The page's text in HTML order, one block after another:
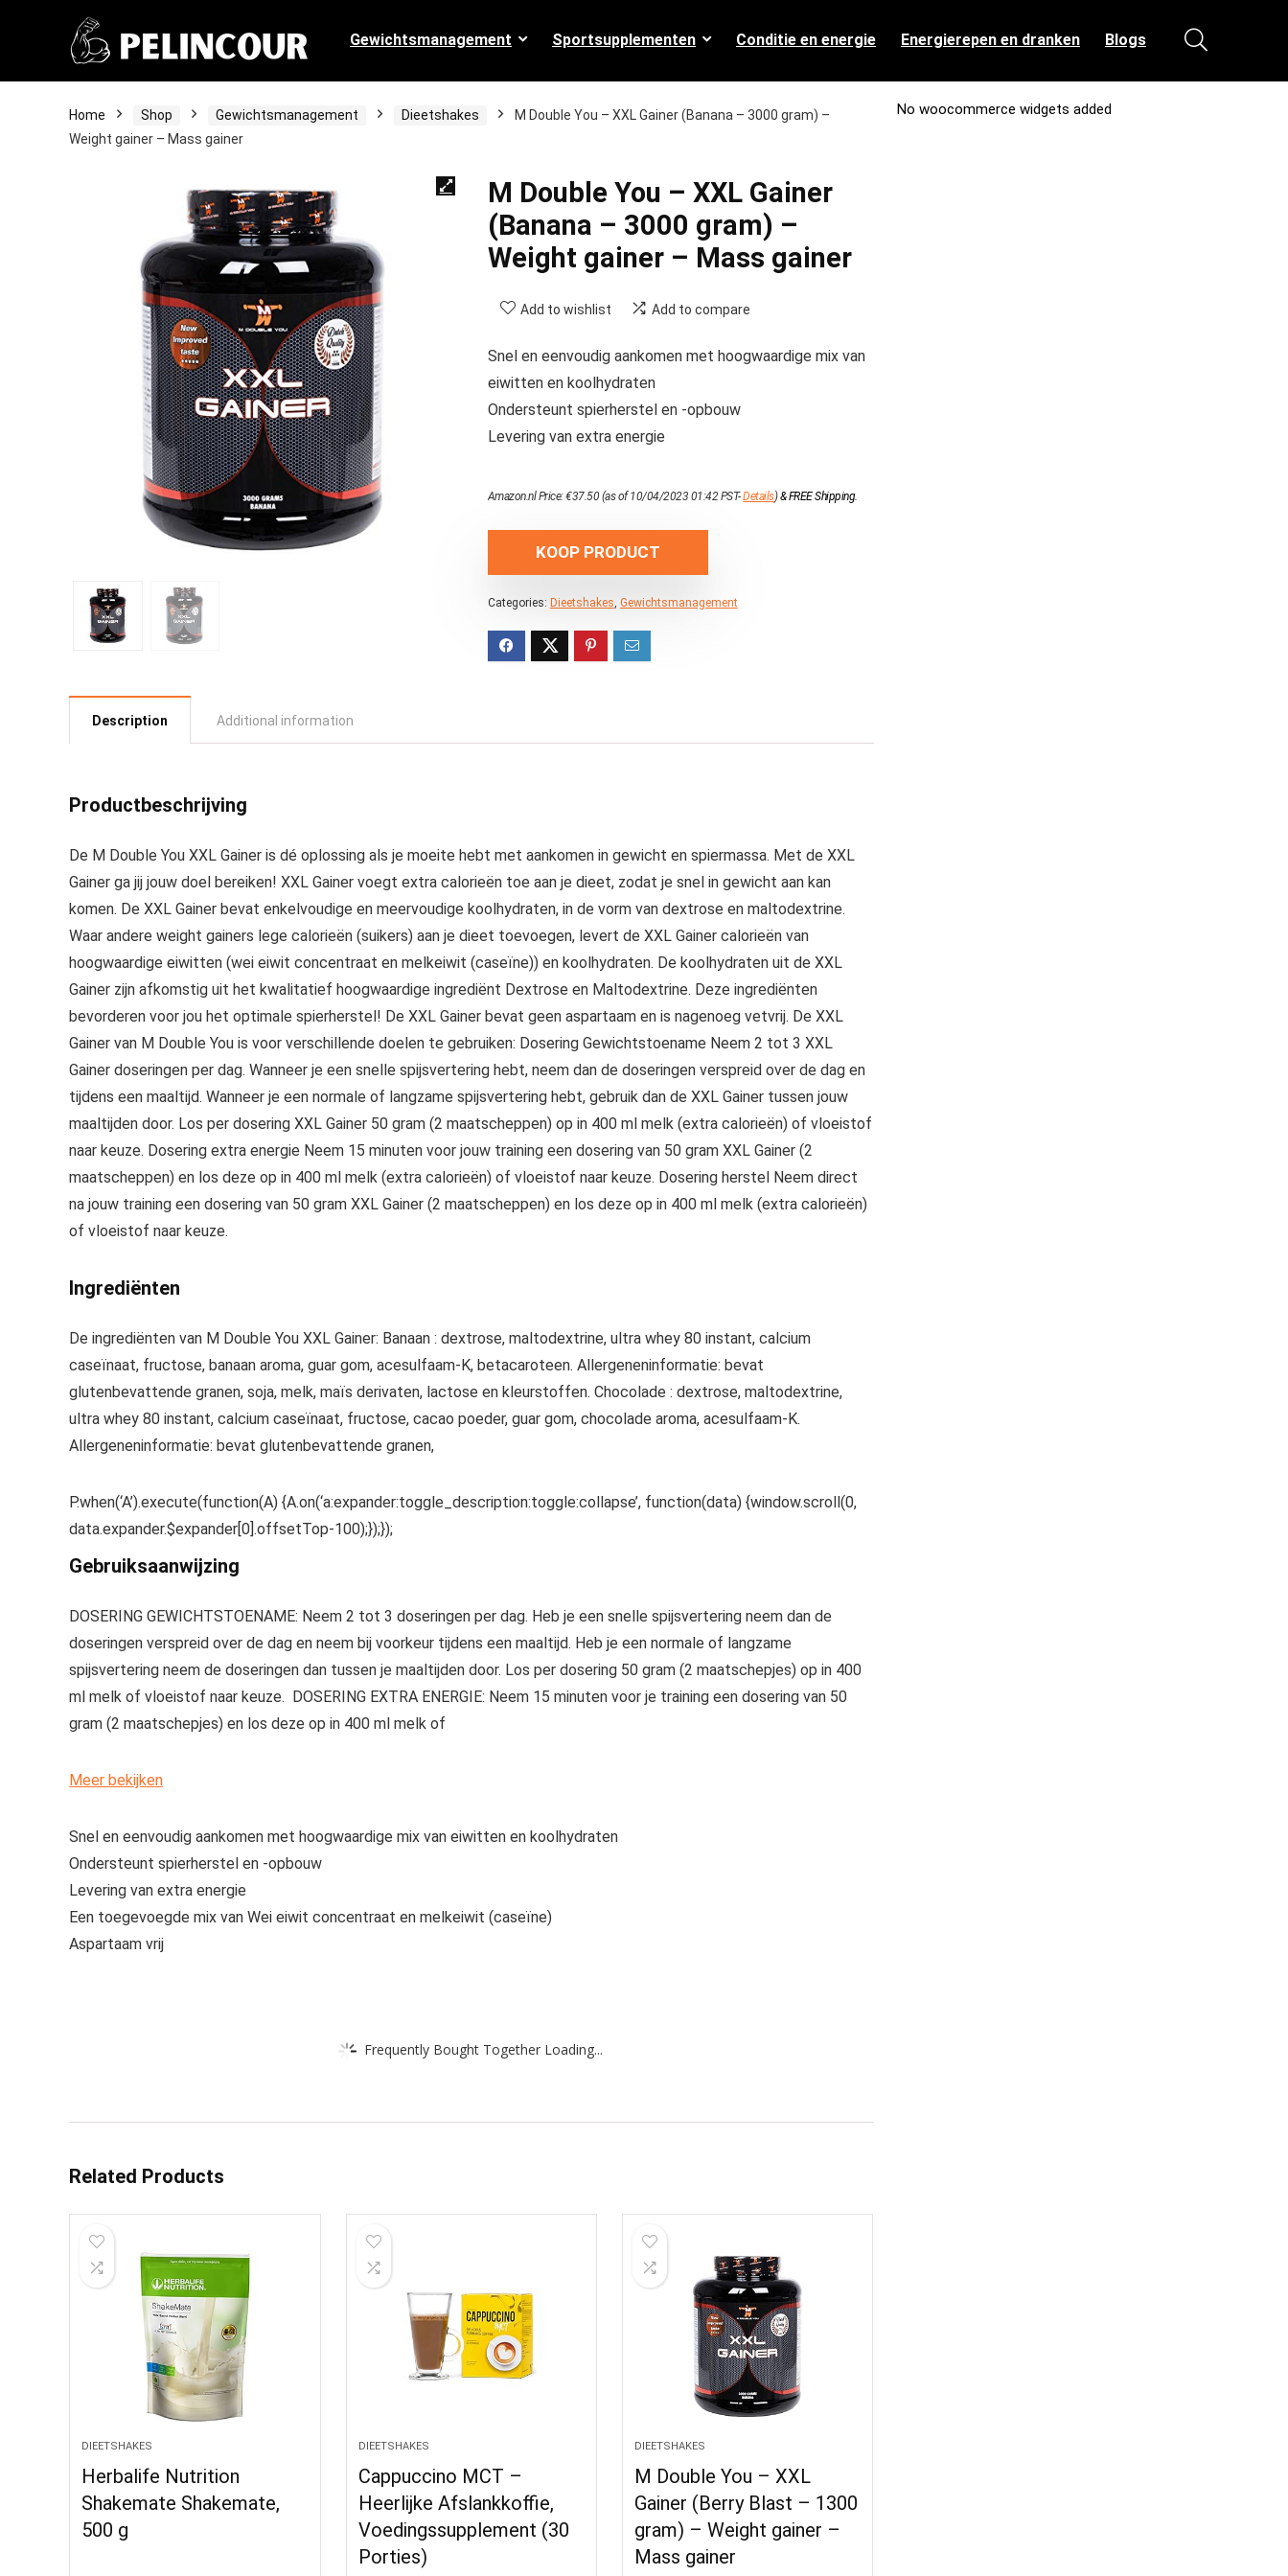
Gewichtsmanagement Sportsupplementen Conditie en energie Energierepen en dranken Blogs
Home Shop Gewichtsmanagement Dieetshakes
M Double You – XXL Gainer (Banana – 3000 gram) –
Weight gainer – Mass gainer
M Double You – XXL Gainer
(Banana – 3000 gram) –
Weight gainer – Mass gainer
Add to wishlist Add to compare
Snel en eenvoudig aankomen met hoogwaardige mix van
eiwitten en koolhydraten
Ondersteunt spierherstel en -opbouw
Levering van extra energie
Amazon.nl Price:€37.50(as of 10/04/2023 01:42 PST-Details)&FREE Shipping.
KOOP PRODUCT
Categories: Dieetshakes, Gewichtsmanagement
Description Additional information
Productbeschrijving
De M Double You XXL Gainer is dé oplossing als je moeite hebt met aankomen in gewicht en spiermassa. Met de XXL
Gainer ga jij jouw doel bereiken! XXL Gainer voegt extra calorieën toe aan je dieet, zodat je snel in gewicht aan kan
komen. De XXL Gainer bevat enkelvoudige en meervoudige koolhydraten, in de vorm van dextrose en maltodextrine.
Waar andere weight gainers lege calorieën (suikers) aan je dieet toevoegen, levert de XXL Gainer calorieën van
hoogwaardige eiwitten (wei eiwit concentraat en melkeiwit (caseïne)) en koolhydraten. De koolhydraten uit de XXL
Gainer zijn afkomstig uit het kwalitatief hoogwaardige ingrediënt Dextrose en Maltodextrine. Deze ingrediënten
bevorderen voor jou het optimale spierherstel! De XXL Gainer bevat geen aspartaam en is nagenoeg vetvrij. De XXL
Gainer van M Double You is voor verschillende doelen te gebruiken: Dosering Gewichtstoename Neem 2 tot 3 XXL
Gainer doseringen per dag. Wanneer je een snelle spijsvertering hebt, neem dan de doseringen verspreid over de dag en
tijdens een maaltijd. Wanneer je een normale of langzame spijsvertering hebt, gebruik dan de XXL Gainer tussen jouw
maaltijden door. Los per dosering XXL Gainer 50 gram (2 maatscheppen) op in 400 ml melk (extra calorieën) of vloeistof
naar keuze. Dosering extra energie Neem 15 minuten voor jouw training een dosering van 50 gram XXL Gainer (2
maatscheppen) en los deze op in 400 ml melk (extra calorieën) of vloeistof naar keuze. Dosering herstel Neem direct
na jouw training een dosering van 50 gram XXL Gainer (2 maatscheppen) en los deze op in 400 ml melk (extra calorieën)
of vloeistof naar keuze.
Ingrediënten
De ingrediënten van M Double You XXL Gainer: Banaan : dextrose, maltodextrine, ultra whey 80 instant, calcium
caseïnaat, fructose, banaan aroma, guar gom, acesulfaam-K, betacaroteen. Allergeneninformatie: bevat
glutenbevattende granen, soja, melk, maïs derivaten, lactose en kleurstoffen. Chocolade : dextrose, maltodextrine,
ultra whey 80 instant, calcium caseïnaat, fructose, cacao poeder, guar gom, chocolade aroma, acesulfaam-K.
Allergeneninformatie: bevat glutenbevattende granen,
P.when(‘A’).execute(function(A) {A.on(‘a:expander:toggle_description:toggle:collapse’, function(data) {window.scroll(0,
data.expander.$expander[0].offsetTop-100);});});
Gebruiksaanwijzing
DOSERING GEWICHTSTOENAME: Neem 2 tot 3 doseringen per dag. Heb je een snelle spijsvertering neem dan de
doseringen verspreid over de dag en neem bij voorkeur tijdens een maaltijd. Heb je een normale of langzame
spijsvertering neem de doseringen dan tussen je maaltijden door. Los per dosering 50 gram (2 maatschepjes) op in 400
ml melk of vloeistof naar keuze. DOSERING EXTRA ENERGIE: Neem 15 minuten voor je training een dosering van 50
gram (2 maatschepjes) en los deze op in 400 ml melk of
Meer bekijken
Snel en eenvoudig aankomen met hoogwaardige mix van eiwitten en koolhydraten
Ondersteunt spierherstel en -opbouw
Levering van extra energie
Een toegevoegde mix van Wei eiwit concentraat en melkeiwit (caseïne)
Aspartaam vrij
Frequently Bought Together Loading...
Related Products
DIEETSHAKES
Herbalife Nutrition
Shakemate Shakemate,
500 g
DIEETSHAKES
Cappuccino MCT –
Heerlijke Afslankkoffie,
Voedingssupplement (30
Porties)
DIEETSHAKES
M Double You – XXL
Gainer (Berry Blast – 1300
gram) – Weight gainer –
Mass gainer
No woocommerce widgets added